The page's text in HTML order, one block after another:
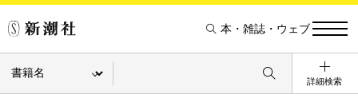
本・雑誌・ウェブ
詳細検索